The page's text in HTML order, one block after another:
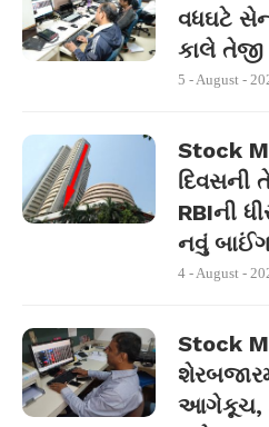
વધઘટે
કાલે
5 - August -
Stock
દિવસની
RBIની
નવું
4 - August -
Stock
આગેકૂચ,